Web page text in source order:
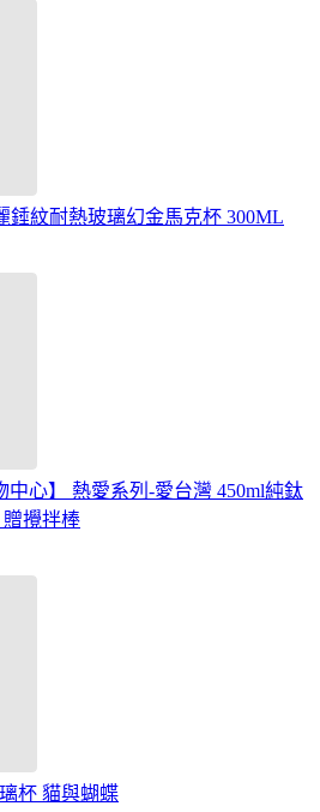
錘紋耐熱玻璃幻金馬克杯 300ML
中心】 熱愛系列-愛台灣 450ml純鈦
攪拌棒
杯 貓與蝴蝶